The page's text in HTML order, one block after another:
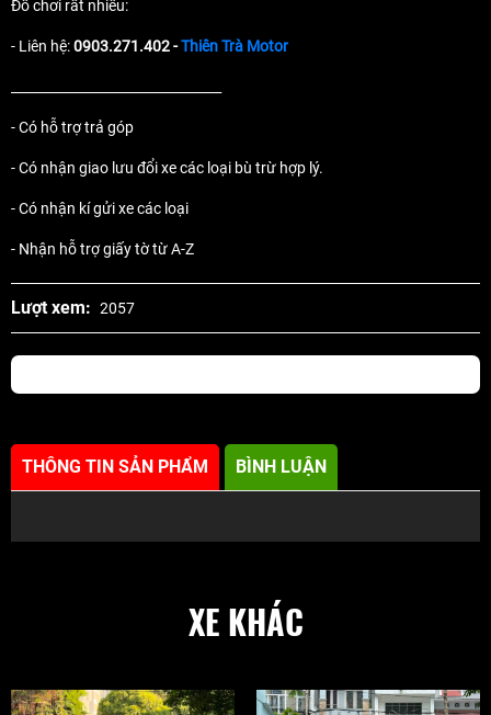
Đồ chơi rất nhiều:
- Liên hệ:0903.271.402 -Thiên Trà Motor
- Có hỗ trợ trả góp
- Có nhận giao lưu đổi xe các loại bù trừ hợp lý.
- Có nhận kí gửi xe các loại
- Nhận hỗ trợ giấy tờ từ A-Z
Lượt xem: 2057
THÔNG TIN SẢN PHẨM BÌNH LUẬN
XE KHÁC